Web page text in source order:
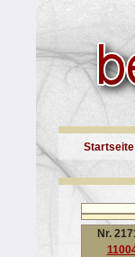
Startseite
Nr.